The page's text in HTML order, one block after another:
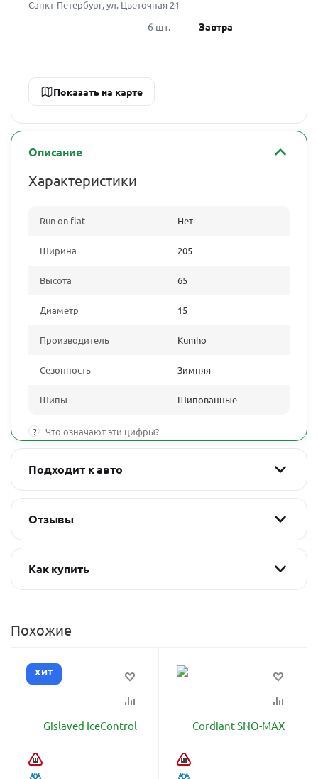
Санкт-Петербург, ул. Цветочная 21
6 шт. Завтра
Показать на карте
Описание
Характеристики
Run on flat Нет
Ширина 205
Высота 65
Диаметр 15
Производитель Kumho
Сезонность Зимняя
Шипы Шипованные
? Что означают эти цифры?
Подходит к авто
Отзывы
Как купить
Похожие
ХИТ